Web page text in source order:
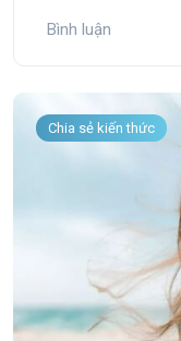
Bình luận
Chia sẻ kiến thức